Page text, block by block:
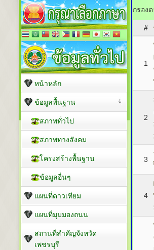
กรอง
#
1
2
3
4
หน้าหลัก
ข้อมูลพื้นฐาน
สภาพทั่วไป
สภาพทางสังคม
โครงสร้างพื้นฐาน
ข้อมูลอื่นๆ
แผนที่ดาวเทียม
แผนที่มุมมองถนน
สถานที่สำคัญจังหวัด
เพชรบุรี